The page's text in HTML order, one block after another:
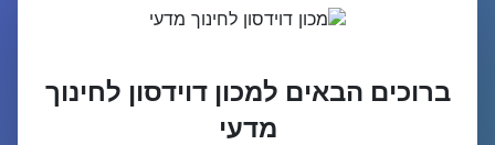
ברוכים הבאים למכון דוידסון לחינוך
מדעי